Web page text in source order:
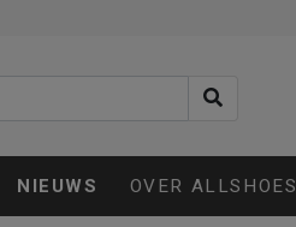
NIEUWS OVER ALLSHOES